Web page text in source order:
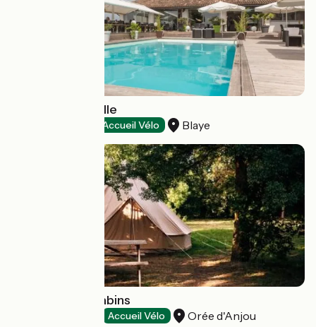
Hôtel La Citadelle
Accueil Vélo Blaye
Camping Les Babins
Accueil Vélo Orée d'Anjou